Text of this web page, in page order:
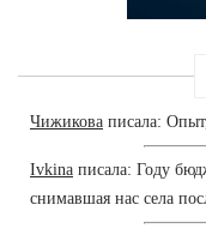
Чижикова писала:
Ivkina писала: Году
снимавшая нас села